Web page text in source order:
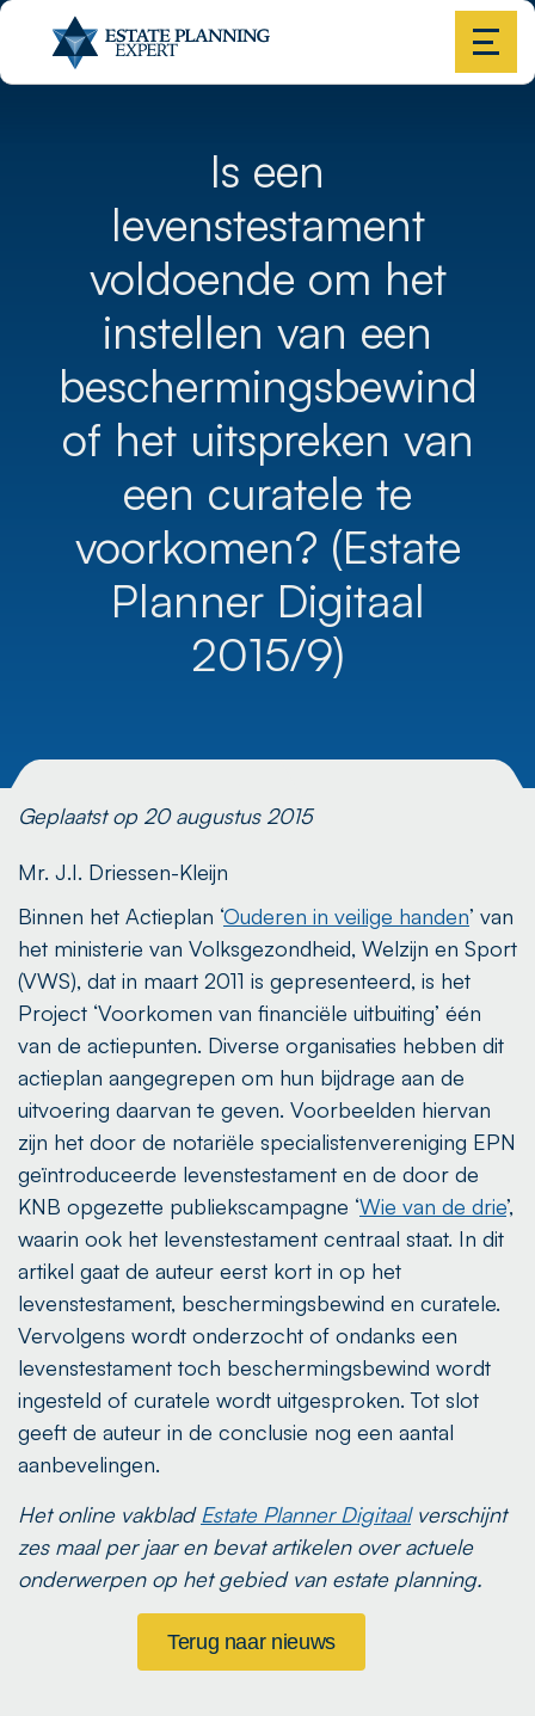
Is een
levenstestament
voldoende om het
instellen van een
beschermingsbewind
of het uitspreken van
een curatele te
voorkomen? (Estate
Planner Digitaal
2015/9)
Geplaatst op 20 augustus 2015
Mr. J.I. Driessen-Kleijn
Binnen het Actieplan ‘Ouderen in veilige handen’ van
het ministerie van Volksgezondheid, Welzijn en Sport
(VWS), dat in maart 2011 is gepresenteerd, is het
Project ‘Voorkomen van financiële uitbuiting’ één
van de actiepunten. Diverse organisaties hebben dit
actieplan aangegrepen om hun bijdrage aan de
uitvoering daarvan te geven. Voorbeelden hiervan
zijn het door de notariële specialistenvereniging EPN
geïntroduceerde levenstestament en de door de
KNB opgezette publiekscampagne ‘Wie van de drie’,
waarin ook het levenstestament centraal staat. In dit
artikel gaat de auteur eerst kort in op het
levenstestament, beschermingsbewind en curatele.
Vervolgens wordt onderzocht of ondanks een
levenstestament toch beschermingsbewind wordt
ingesteld of curatele wordt uitgesproken. Tot slot
geeft de auteur in de conclusie nog een aantal
aanbevelingen.
Het online vakblad Estate Planner Digitaalverschijnt
zes maal per jaar en bevat artikelen over actuele
onderwerpen op het gebied van estate planning.
Terug naar nieuws